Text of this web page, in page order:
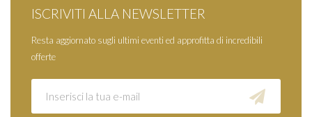
ISCRIVITI ALLA NEWSLETTER
Resta aggiornato sugli ultimi eventi ed approfitta di incredibili
offerte